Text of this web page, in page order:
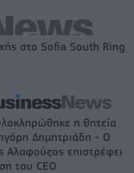
στο Sofia South Ring
η θητεία
Δημητριάδη - Ο
Αλαφούζος επιστρέφει
του CEO